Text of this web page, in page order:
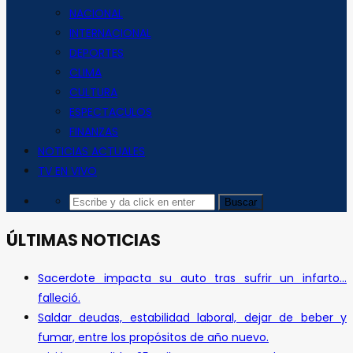
NACIONAL
INTERNACIONAL
DEPORTES
CLIMA
CULTURA
ESPECTACULOS
FINANZAS
NOTICIAS ACTUALES
TV EN VIVO
ÚLTIMAS NOTICIAS
Sacerdote impacta su auto tras sufrir un infarto…
falleció.
Saldar deudas, estabilidad laboral, dejar de beber y
fumar, entre los propósitos de año nuevo.